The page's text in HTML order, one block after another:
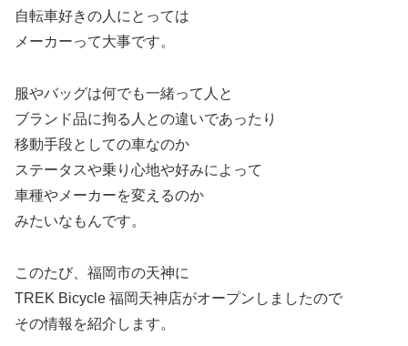
自転車好きの人にとっては
メーカーって大事です。
服やバッグは何でも一緒って人と
ブランド品に拘る人との違いであったり
移動手段としての車なのか
ステータスや乗り心地や好みによって
車種やメーカーを変えるのか
みたいなもんです。
このたび、福岡市の天神に
TREK Bicycle 福岡天神店がオープンしましたので
その情報を紹介します。